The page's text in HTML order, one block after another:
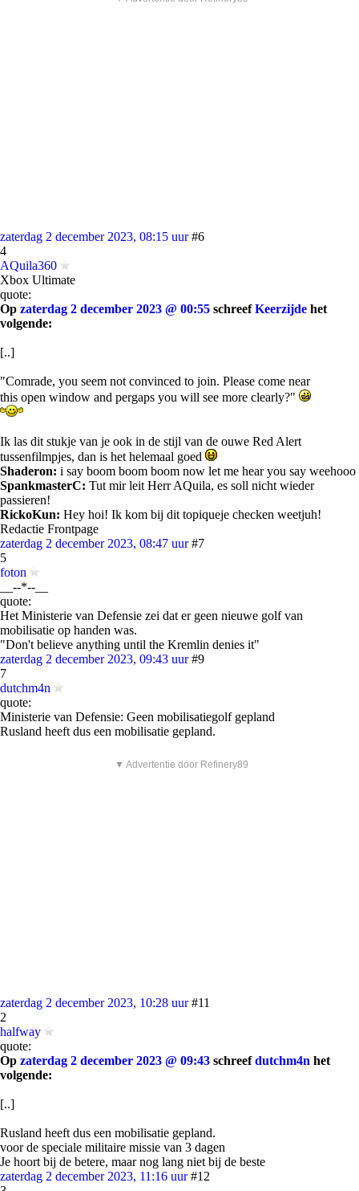
zaterdag 2 december 2023, 08:15 uur #6
4
AQuila360
Xbox Ultimate
quote:
Op zaterdag 2 december 2023 @ 00:55 schreefKeerzijde het
volgende:
[..]
"Comrade, you seem not convinced to join. Please come near
this open window and pergaps you will see more clearly?"
Ik las dit stukje van je ook in de stijl van de ouwe Red Alert
tussenfilmpjes, dan is het helemaal goed
Shaderon: i say boom boom boom now let me hear you say weehooo
SpankmasterC: Tut mir leit Herr AQuila, es soll nicht wieder
passieren!
RickoKun: Hey hoi! Ik kom bij dit topiqueje checken weetjuh!
Redactie Frontpage
zaterdag 2 december 2023, 08:47 uur #7
5
foton
__--*--__
quote:
Het Ministerie van Defensie zei dat er geen nieuwe golf van
mobilisatie op handen was.
"Don't believe anything until the Kremlin denies it"
zaterdag 2 december 2023, 09:43 uur #9
7
dutchm4n
quote:
Ministerie van Defensie: Geen mobilisatiegolf gepland
Rusland heeft dus een mobilisatie gepland.
▼ Advertentie door Refinery89
zaterdag 2 december 2023, 10:28 uur #11
2
halfway
quote:
Op zaterdag 2 december 2023 @ 09:43 schreefdutchm4n het
volgende:
[..]
Rusland heeft dus een mobilisatie gepland.
voor de speciale militaire missie van 3 dagen
Je hoort bij de betere, maar nog lang niet bij de beste
zaterdag 2 december 2023, 11:16 uur #12